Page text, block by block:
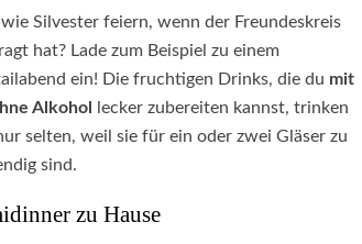
Silvester feiern, wenn der Freundeskreis
hat? Lade zum Beispiel zu einem
ein! Die fruchtigen Drinks, die du mit
Alkohol
lecker zubereiten kannst, trinken
selten, weil sie für ein oder zwei Gläser zu
sind.
zu Hause